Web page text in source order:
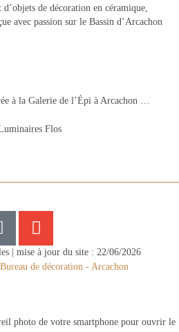
de décoration en céramique,
avec passion sur le Bassin d’Arcachon
à la Galerie de l’Épi à Arcachon …
| mise à jour du site : 22/06/2026
photo de votre smartphone pour ouvrir le